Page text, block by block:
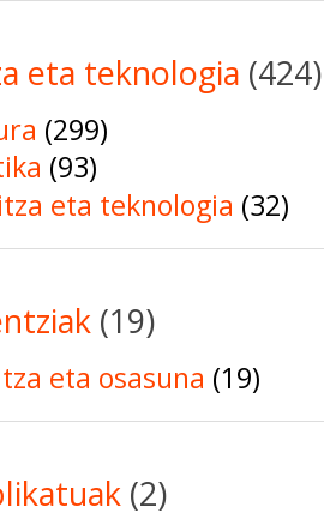
eta teknologia (424)
(299)
(93)
eta teknologia (32)
(19)
eta osasuna (19)
(2)